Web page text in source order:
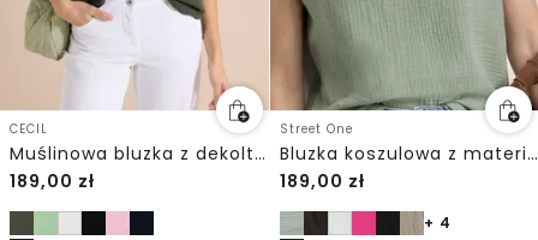
CECIL
Muślinowa bluzka z dekoltem w szpic
189,00 zł
Street One
Bluzka koszulowa z materiału muślinowego
189,00 zł
+ 4